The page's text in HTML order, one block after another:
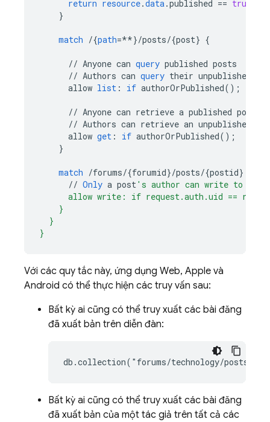
return resource.data .published == true
}
match /{path=**}/posts/{post} {
// Anyone can query published posts
// Authors can query their unpublished
allow list : if authorOrPublished();
// Anyone can retrieve a published post
// Authors can retrieve an unpublished
allow get : if authorOrPublished();
}
match /forums/{forumid}/posts/{postid}
// Only a post 's author can write to a
allow write: if request.auth.uid ==
    }
  }
}
Với các quy tắc này, ứng dụng Web, Apple và
Android có thể thực hiện các truy vấn sau:
Bất kỳ ai cũng có thể truy xuất các bài đăng
đã xuất bản trên diễn đàn:
Bất kỳ ai cũng có thể truy xuất các bài đăng
đã xuất bản của một tác giả trên tất cả các